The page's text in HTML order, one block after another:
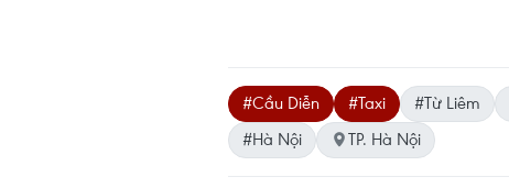
#Cầu Diễn #Taxi #Từ Liêm
#Hà Nội
TP. Hà Nội